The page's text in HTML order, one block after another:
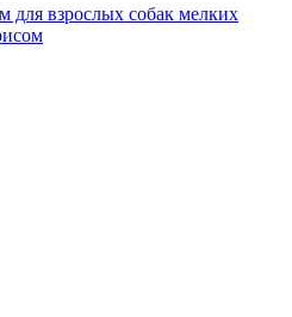
взрослых собак мелких